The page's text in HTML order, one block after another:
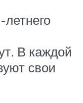
В каждой
свои